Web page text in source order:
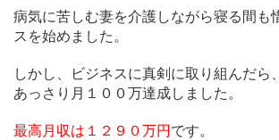
病気に苦しむ妻を介護しながら寝る間も
スを始めました。
しかし、ビジネスに真剣に取り組んだら
あっさり月１００万達成しました。
最高月収は１２９０万円です。